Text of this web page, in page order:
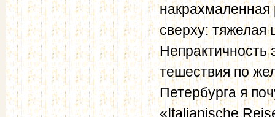
накрахмаленная
сверху: тяжелая
Непрактичность
тешествия по
Петербурга я
«Italianische